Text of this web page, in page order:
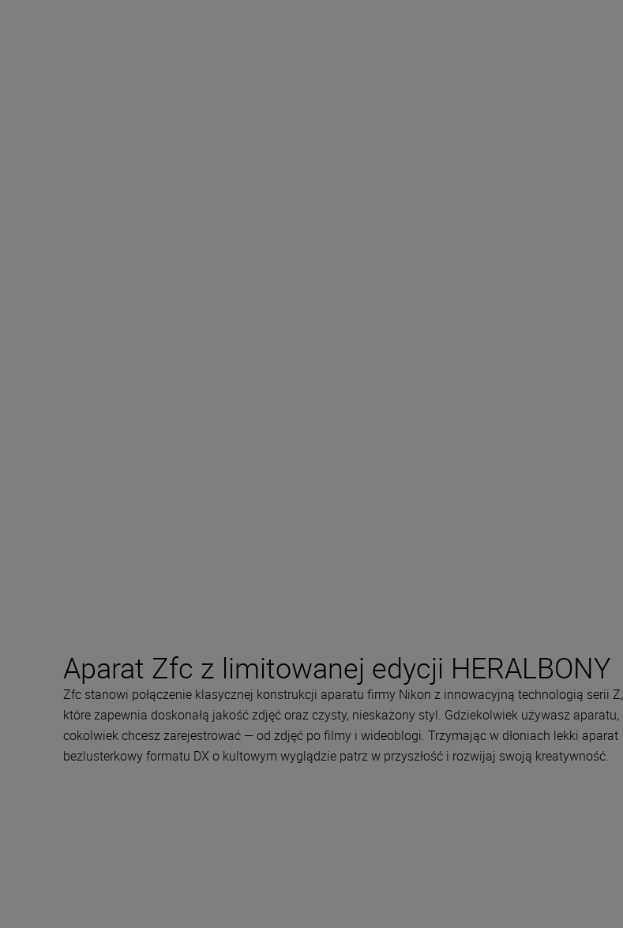
Aparat Zfc z limitowanej edycji HERALBONY
Zfc stanowi połączenie klasycznej konstrukcji aparatu firmy Nikon z innowacyjną technologią serii Z,
które zapewnia doskonałą jakość zdjęć oraz czysty, nieskażony styl. Gdziekolwiek używasz aparatu,
cokolwiek chcesz zarejestrować — od zdjęć po filmy i wideoblogi. Trzymając w dłoniach lekki aparat
bezlusterkowy formatu DX o kultowym wyglądzie patrz w przyszłość i rozwijaj swoją kreatywność.